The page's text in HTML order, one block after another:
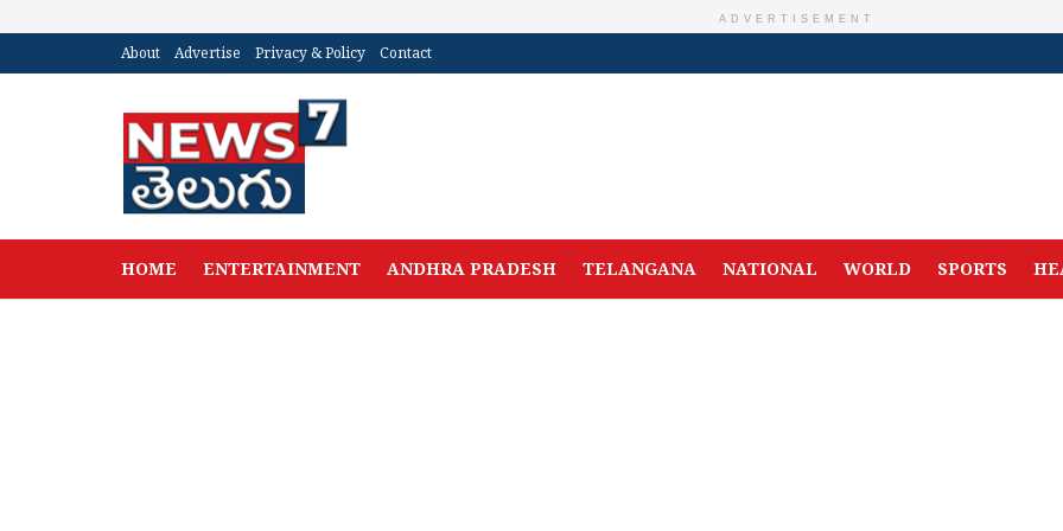
ADVERTISEMENT
About Advertise Privacy & Policy Contact
HOME ENTERTAINMENT ANDHRA PRADESH TELANGANA NATIONAL WORLD SPORTS